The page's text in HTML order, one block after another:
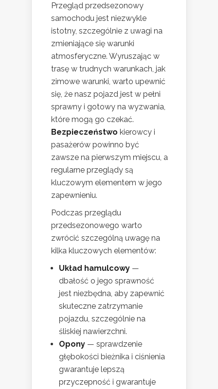
Przegląd przedsezonowy
samochodu jest niezwykle
istotny, szczególnie z uwagi na
zmieniające się warunki
atmosferyczne. Wyruszając w
trasę w trudnych warunkach, jak
zimowe warunki, warto upewnić
się, że nasz pojazd jest w pełni
sprawny i gotowy na wyzwania,
które mogą go czekać.
Bezpieczeństwo kierowcy i
pasażerów powinno być
zawsze na pierwszym miejscu, a
regularne przeglądy są
kluczowym elementem w jego
zapewnieniu.
Podczas przeglądu
przedsezonowego warto
zwrócić szczególną uwagę na
kilka kluczowych elementów:
Układ hamulcowy —
dbałość o jego sprawność
jest niezbędna, aby zapewnić
skuteczne zatrzymanie
pojazdu, szczególnie na
śliskiej nawierzchni.
Opony — sprawdzenie
głębokości bieżnika i ciśnienia
gwarantuje lepszą
przyczepność i gwarantuje